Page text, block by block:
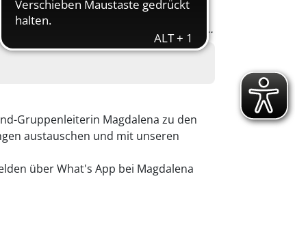
5x | Do., 30.04.26, von 15.00-17.00 Uhr | Di., 26.05.26, von 15.00-17.00 Uhr | Do., 11.06.26, von 15.00-17.00 Uhr | Do., 09.07.26, von 15.00-17.00 Uhr | Do., 23.07.26, von 15.00-17.00 Uhr
Gruppenleiterin Magdalena zu den
austauschen und mit unseren
über What's App bei Magdalena